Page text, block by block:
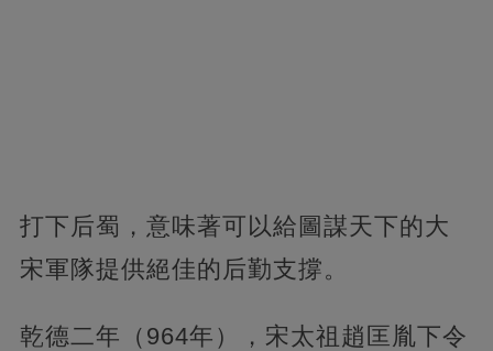
打下后蜀，意味著可以給圖謀天下的大
宋軍隊提供絕佳的后勤支撐。
乾德二年（964年），宋太祖趙匡胤下令